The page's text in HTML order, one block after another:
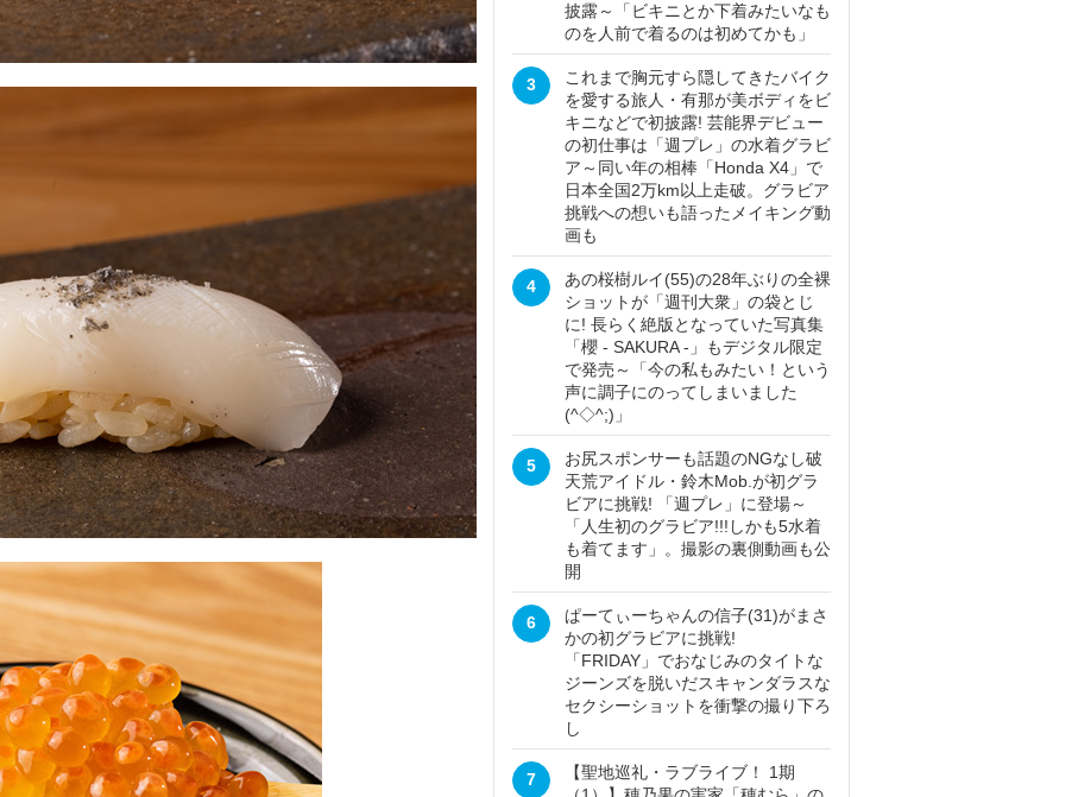
披露～「ビキニとか下着みたいなも
のを人前で着るのは初めてかも」
3
これまで胸元すら隠してきたバイク
を愛する旅人・有那が美ボディをビ
キニなどで初披露! 芸能界デビュー
の初仕事は「週プレ」の水着グラビ
ア～同い年の相棒「Honda X4」で
日本全国2万km以上走破。グラビア
挑戦への想いも語ったメイキング動
画も
4
あの桜樹ルイ(55)の28年ぶりの全裸
ショットが「週刊大衆」の袋とじ
に! 長らく絶版となっていた写真集
「櫻 - SAKURA -」もデジタル限定
で発売～「今の私もみたい！という
声に調子にのってしまいました
(^◇^;)」
5
お尻スポンサーも話題のNGなし破
天荒アイドル・鈴木Mob.が初グラ
ビアに挑戦! 「週プレ」に登場～
「人生初のグラビア!!!しかも5水着
も着てます」。撮影の裏側動画も公
開
6
ぱーてぃーちゃんの信子(31)がまさ
かの初グラビアに挑戦!
「FRIDAY」でおなじみのタイトな
ジーンズを脱いだスキャンダラスな
セクシーショットを衝撃の撮り下ろ
し
7
【聖地巡礼・ラブライブ！ 1期